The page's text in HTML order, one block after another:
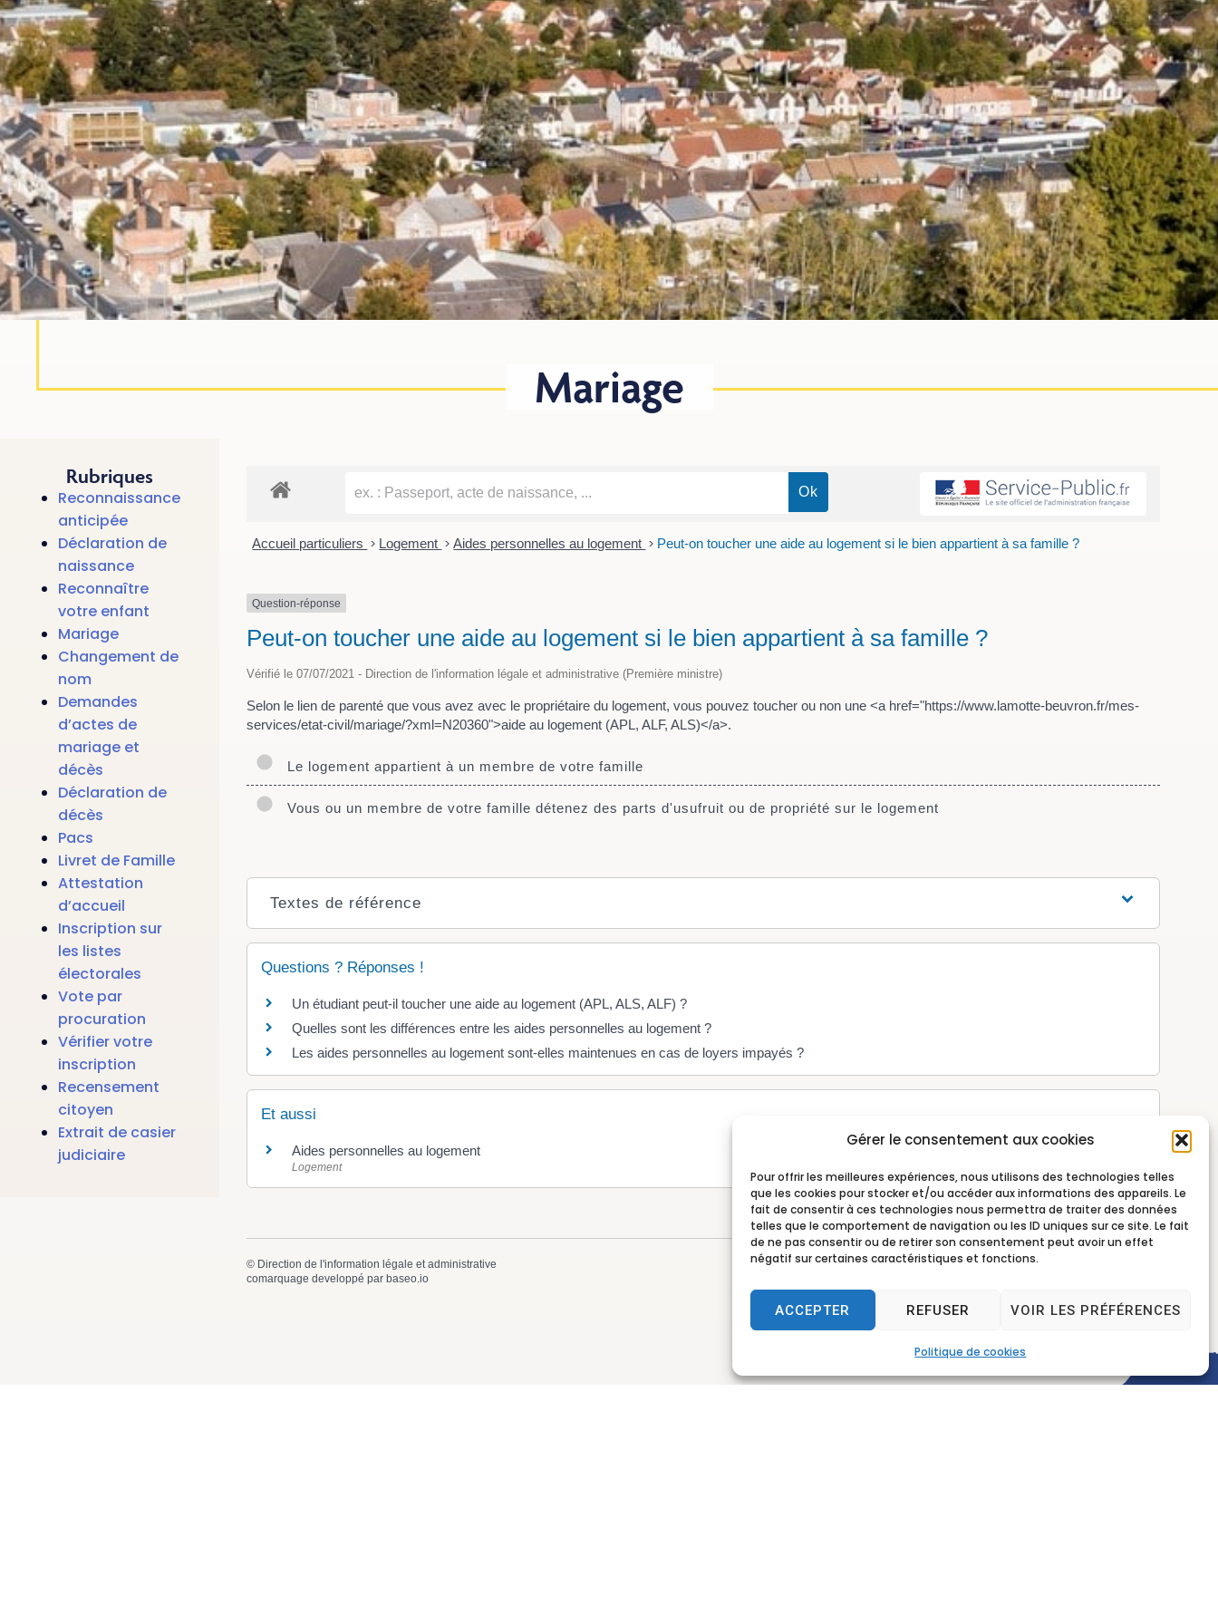
Gérer le consentement aux cookies
Pour offrir les meilleures expériences, nous utilisons des technologies telles
que les cookies pour stocker et/ou accéder aux informations des appareils. Le
fait de consentir à ces technologies nous permettra de traiter des données
telles que le comportement de navigation ou les ID uniques sur ce site. Le fait
de ne pas consentir ou de retirer son consentement peut avoir un effet
négatif sur certaines caractéristiques et fonctions.
ACCEPTER REFUSER VOIR LES PRÉFÉRENCES
Politique de cookies
Mariage
Rubriques
Reconnaissance
anticipée
Déclaration de
naissance
Reconnaître
votre enfant
Mariage
Changement de
nom
Demandes
d’actes de
mariage et
décès
Déclaration de
décès
Pacs
Livret de Famille
Attestation
d’accueil
Inscription sur
les listes
électorales
Vote par
procuration
Vérifier votre
inscription
Recensement
citoyen
Extrait de casier
judiciaire
Accueil particuliers > Logement > Aides personnelles au logement > Peut-on toucher une aide au logement si le bien appartient à sa famille ?
Question-réponse
Peut-on toucher une aide au logement si le bien appartient à sa famille ?
Vérifié le 07/07/2021 - Direction de l'information légale et administrative (Première ministre)
Selon le lien de parenté que vous avez avec le propriétaire du logement, vous pouvez toucher ou non une <a href="https://www.lamotte-beuvron.fr/mes-
services/etat-civil/mariage/?xml=N20360">aide au logement (APL, ALF, ALS)</a>.
Le logement appartient à un membre de votre famille
Vous ou un membre de votre famille détenez des parts d'usufruit ou de propriété sur le logement
Textes de référence
Questions ? Réponses !
Un étudiant peut-il toucher une aide au logement (APL, ALS, ALF) ?
Quelles sont les différences entre les aides personnelles au logement ?
Les aides personnelles au logement sont-elles maintenues en cas de loyers impayés ?
Et aussi
Aides personnelles au logement
Logement
© Direction de l'information légale et administrative
comarquage developpé par baseo.io